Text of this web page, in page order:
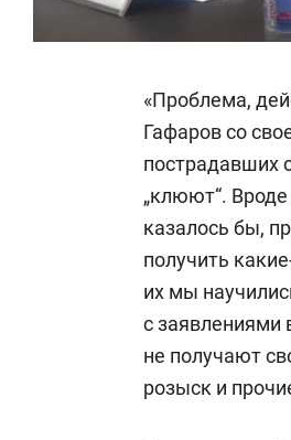
«Проблема,
Гафаров со
пострадавших
„клюют“.
казалось бы,
получить
их мы
с заявлениями
не получают
розыск и